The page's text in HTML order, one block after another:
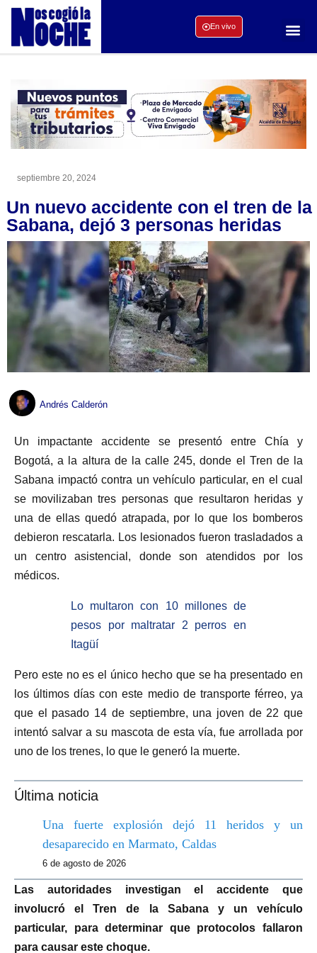
En vivo
septiembre 20, 2024
Un nuevo accidente con el tren de la
Sabana, dejó 3 personas heridas
Andrés Calderón
Un impactante accidente se presentó entre Chía y
Bogotá, a la altura de la calle 245, donde el Tren de la
Sabana impactó contra un vehículo particular, en el cual
se movilizaban tres personas que resultaron heridas y
una de ellas quedó atrapada, por lo que los bomberos
debieron rescatarla. Los lesionados fueron trasladados a
un centro asistencial, donde son atendidos por los
médicos.
Lo multaron con 10 millones de
pesos por maltratar 2 perros en
Itagüí
Pero este no es el único hecho que se ha presentado en
los últimos días con este medio de transporte férreo, ya
que el pasado 14 de septiembre, una joven de 22 que
intentó salvar a su mascota de esta vía, fue arrollada por
uno de los trenes, lo que le generó la muerte.
Última noticia
Una fuerte explosión dejó 11 heridos y un
desaparecido en Marmato, Caldas
6 de agosto de 2026
Las autoridades investigan el accidente que
involucró el Tren de la Sabana y un vehículo
particular, para determinar que protocolos fallaron
para causar este choque.